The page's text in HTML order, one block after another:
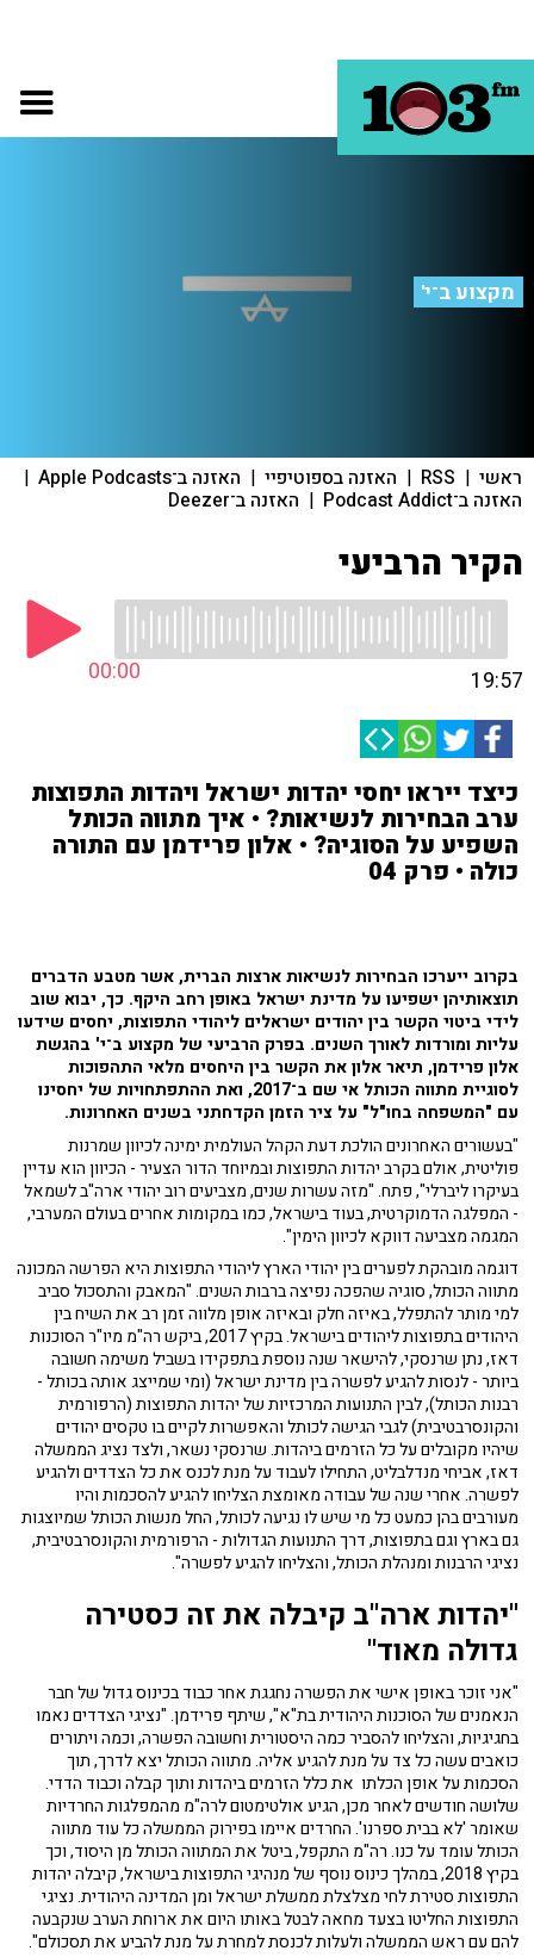
מקצוע ב־י'
ראשי |
RSS
| האזנה בספוטיפיי | האזנה ב־Apple Podcasts |
האזנה ב־Podcast Addict | האזנה ב־Deezer
הקיר הרביעי
00:00 19:57
כיצד ייראו יחסי יהדות ישראל ויהדות התפוצות
ערב הבחירות לנשיאות? • איך מתווה הכותל
השפיע על הסוגיה? • אלון פרידמן עם התורה
כולה • פרק 04
בקרוב ייערכו הבחירות לנשיאות ארצות הברית, אשר מטבע הדברים
תוצאותיהן ישפיעו על מדינת ישראל באופן רחב היקף. כך, יבוא שוב
לידי ביטוי הקשר בין יהודים ישראלים ליהודי התפוצות, יחסים שידעו
עליות ומורדות לאורך השנים. בפרק הרביעי של מקצוע ב־י' בהגשת
אלון פרידמן, תיאר אלון את הקשר בין היחסים מלאי התהפוכות
לסוגיית מתווה הכותל אי שם ב־2017, ואת ההתפתחויות של יחסינו
עם "המשפחה בחו"ל" על ציר הזמן הקדחתני בשנים האחרונות.
"בעשורים האחרונים הולכת דעת הקהל העולמית ימינה לכיוון שמרנות
פוליטית, אולם בקרב יהדות התפוצות ובמיוחד הדור הצעיר - הכיוון הוא עדיין
בעיקרו ליברלי", פתח. "מזה עשרות שנים, מצביעים רוב יהודי ארה"ב לשמאל
- המפלגה הדמוקרטית, בעוד בישראל, כמו במקומות אחרים בעולם המערבי,
המגמה מצביעה דווקא לכיוון הימין".
דוגמה מובהקת לפערים בין יהודי הארץ ליהודי התפוצות היא הפרשה המכונה
מתווה הכותל, סוגיה שהפכה נפיצה ברבות השנים. "המאבק והתסכול סביב
למי מותר להתפלל, באיזה חלק ובאיזה אופן מלווה זמן רב את השיח בין
היהודים בתפוצות ליהודים בישראל. בקיץ 2017, ביקש רה"מ מיו"ר הסוכנות
דאז, נתן שרנסקי, להישאר שנה נוספת בתפקידו בשביל משימה חשובה
ביותר - לנסות להגיע לפשרה בין מדינת ישראל (ומי שמייצג אותה בכותל -
רבנות הכותל), לבין התנועות המרכזיות של יהדות התפוצות (הרפורמית
והקונסרבטיבית) לגבי הגישה לכותל והאפשרות לקיים בו טקסים יהודים
שיהיו מקובלים על כל הזרמים ביהדות. שרנסקי נשאר, ולצד נציג הממשלה
דאז, אביחי מנדלבליט, התחילו לעבוד על מנת לכנס את כל הצדדים ולהגיע
לפשרה. אחרי שנה של עבודה מאומצת הצליחו להגיע להסכמות והיו
מעורבים בהן כמעט כל מי שיש לו נגיעה לכותל, החל מנשות הכותל שמיוצגות
גם בארץ וגם בתפוצות, דרך התנועות הגדולות - הרפורמית והקונסרבטיבית,
נציגי הרבנות ומנהלת הכותל, והצליחו להגיע לפשרה".
"יהדות ארה"ב קיבלה את זה כסטירה
גדולה מאוד"
"אני זוכר באופן אישי את הפשרה נחגגת אחר כבוד בכינוס גדול של חבר
הנאמנים של הסוכנות היהודית בת"א", שיתף פרידמן. "נציגי הצדדים נאמו
בחגיגיות, והצליחו להסביר כמה היסטורית וחשובה הפשרה, וכמה ויתורים
כואבים עשה כל צד על מנת להגיע אליה. מתווה הכותל יצא לדרך, תוך
הסכמות על אופן הכלתו את כלל הזרמים ביהדות ותוך קבלה וכבוד הדדי.
שלושה חודשים לאחר מכן, הגיע אולטימטום לרה"מ מהמפלגות החרדיות
שאומר 'לא בבית ספרנו'. החרדים איימו בפירוק הממשלה כל עוד מתווה
הכותל עומד על כנו. רה"מ התקפל, ביטל את המתווה הכותל מן היסוד, וכך
בקיץ 2018, במהלך כינוס נוסף של מנהיגי התפוצות בישראל, קיבלה יהדות
התפוצות סטירת לחי מצלצלת ממשלת ישראל ומן המדינה היהודית. נציגי
התפוצות החליטו בצעד מחאה לבטל באותו היום את ארוחת הערב שנקבעה
להם עם ראש הממשלה ולעלות לכנסת למחרת על מנת להביע את תסכולם".